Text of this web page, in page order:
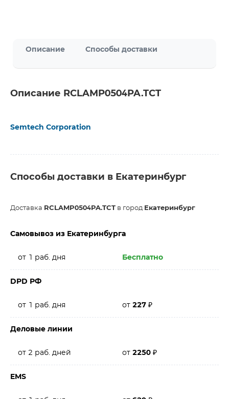
Описание Способы доставки
Описание RCLAMP0504PA.TCT
Semtech Corporation
Способы доставки в Екатеринбург
Доставка RCLAMP0504PA.TCT в город Екатеринбург
Самовывоз из Екатеринбурга
от 1 раб. дня Бесплатно
DPD РФ
от 1 раб. дня от 227 ₽
Деловые линии
от 2 раб. дней от 2250 ₽
EMS